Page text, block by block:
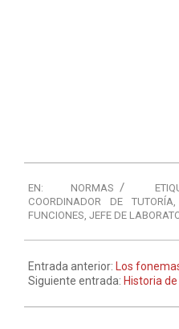
EN: NORMAS
COORDINADOR DE TUTORÍA
FUNCIONES JEFE DE
Entrada anterior:
Los
Siguiente entrada: Historia